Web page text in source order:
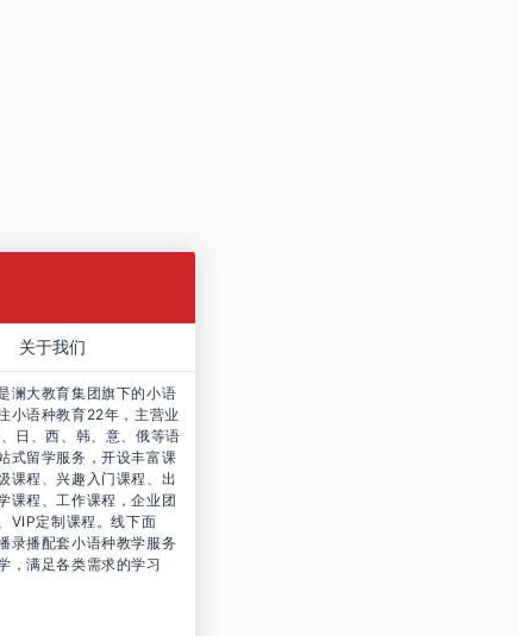
关于我们
澜大教育集团旗下的小语
小语种教育22年， 主营业
日、西、韩、意、俄等语
式留学服务，开设丰富课
课程、兴趣入门课程、出
课程、工作课程，企业团
VIP定制课程。线下面
录播配套小语种教学服务
，满足各类需求的学习